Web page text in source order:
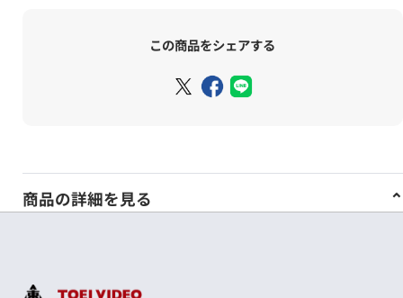
この商品をシェアする
商品の詳細を見る